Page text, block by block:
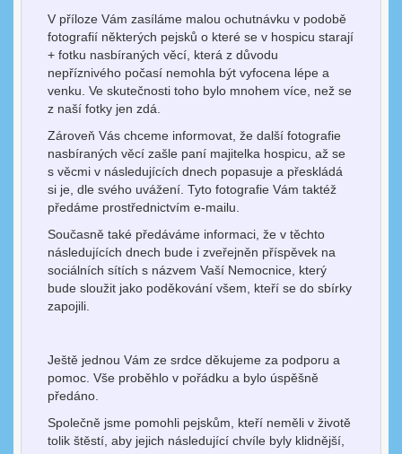
V příloze Vám zasíláme malou ochutnávku v podobě
fotografií některých pejsků o které se v hospicu starají
+ fotku nasbíraných věcí, která z důvodu
nepříznivého počasí nemohla být vyfocena lépe a
venku. Ve skutečnosti toho bylo mnohem více, než se
z naší fotky jen zdá.
Zároveň Vás chceme informovat, že další fotografie
nasbíraných věcí zašle paní majitelka hospicu, až se
s věcmi v následujících dnech popasuje a přeskládá
si je, dle svého uvážení. Tyto fotografie Vám taktéž
předáme prostřednictvím e-mailu.
Současně také předáváme informaci, že v těchto
následujících dnech bude i zveřejněn příspěvek na
sociálních sítích s názvem Vaší Nemocnice, který
bude sloužit jako poděkování všem, kteří se do sbírky
zapojili.
Ještě jednou Vám ze srdce děkujeme za podporu a
pomoc. Vše proběhlo v pořádku a bylo úspěšně
předáno.
Společně jsme pomohli pejskům, kteří neměli v životě
tolik štěstí, aby jejich následující chvíle byly klidnější,